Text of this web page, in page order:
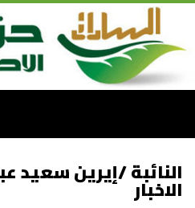
النائبة /إيرين سعيد
الاخبار